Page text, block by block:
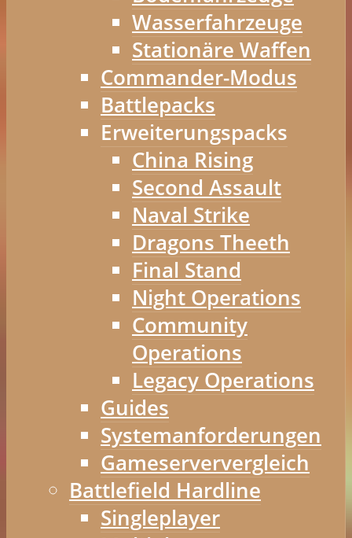
Wasserfahrzeuge
Stationäre Waffen
Commander-Modus
Battlepacks
Erweiterungspacks
China Rising
Second Assault
Naval Strike
Dragons Theeth
Final Stand
Night Operations
Community
Operations
Legacy Operations
Guides
Systemanforderungen
Gameserververgleich
Battlefield Hardline
Singleplayer